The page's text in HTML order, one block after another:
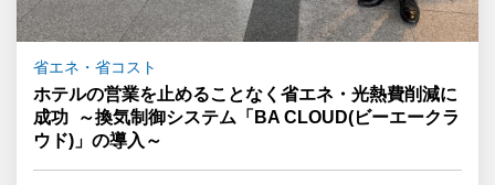
省エネ・省コスト
ホテルの営業を止めることなく省エネ・光熱費削減に
成功 ～換気制御システム「BA CLOUD(ビーエークラ
ウド)」の導入～